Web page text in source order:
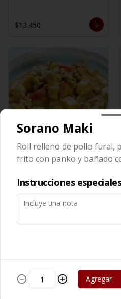
$13.450
Cerdo Curry
$13.450
Sorano Maki
Roll relleno de pollo furai,
frito con panko y bañado
Instrucciones
Agregar